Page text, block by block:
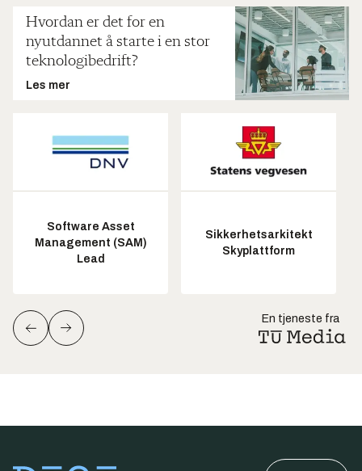
Hvordan er det for en
nyutdannet å starte i en stor
teknologibedrift?
Les mer
Software Asset
Management (SAM)
Lead
Sikkerhetsarkitekt
Skyplattform
En tjeneste fra